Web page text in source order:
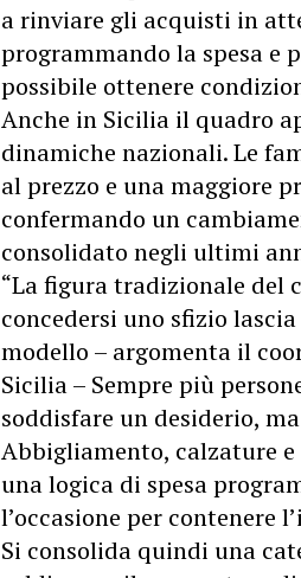
a rinviare gli acquisti in
programmando la spesa e
possibile ottenere
Anche in Sicilia il quadro
dinamiche nazionali. Le
al prezzo e una maggiore
confermando un
consolidato negli ultimi
“La figura tradizionale del
concedersi uno sfizio
modello – argomenta il
Sicilia – Sempre più
soddisfare un desiderio,
Abbigliamento, calzature
una logica di spesa
l’occasione per contenere
Si consolida quindi una